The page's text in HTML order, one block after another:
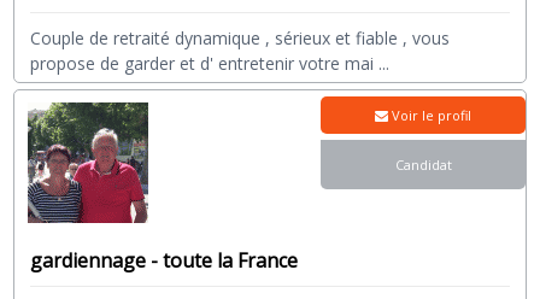
Couple de retraité dynamique , sérieux et fiable , vous
propose de garder et d' entretenir votre mai ...
gardiennage - toute la France
Voir le profil
Candidat